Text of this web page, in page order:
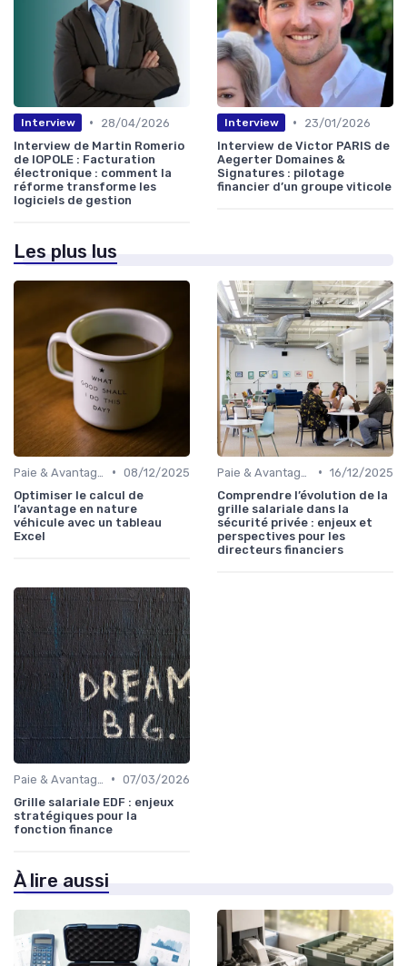
Interview •
28/04/2026
Interview de Martin Romerio
de IOPOLE : Facturation
électronique : comment la
réforme transforme les
logiciels de gestion
Interview •
23/01/2026
Interview de Victor PARIS de
Aegerter Domaines &
Signatures : pilotage
financier d’un groupe viticole
Les plus lus
• 08/12/2025
Optimiser le calcul de
l’avantage en nature
véhicule avec un tableau
Excel
• 16/12/2025
Comprendre l’évolution de la
grille salariale dans la
sécurité privée : enjeux et
perspectives pour les
directeurs financiers
• 07/03/2026
Grille salariale EDF : enjeux
stratégiques pour la
fonction finance
À lire aussi